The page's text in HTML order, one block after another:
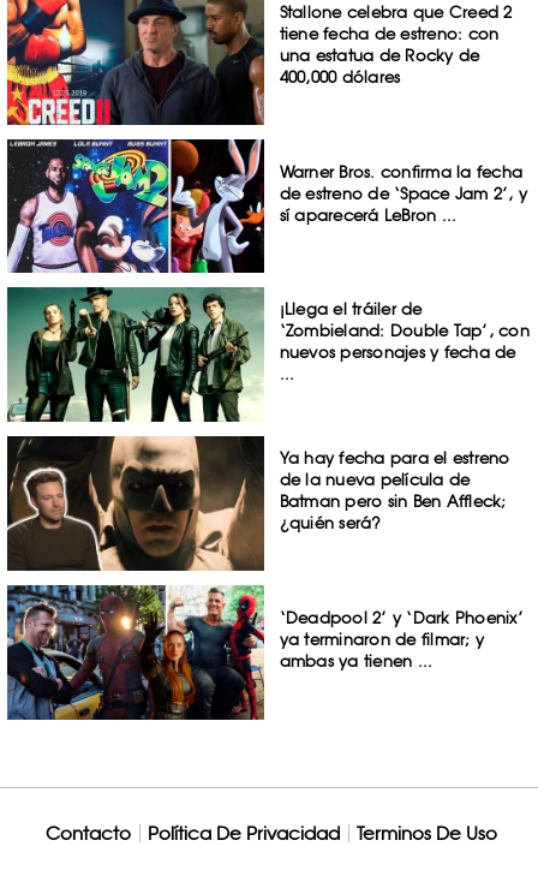
Stallone celebra que Creed 2
tiene fecha de estreno: con
una estatua de Rocky de
400,000 dólares
Warner Bros. confirma la fecha
de estreno de ‘Space Jam 2’, y
sí aparecerá LeBron ...
¡Llega el tráiler de
‘Zombieland: Double Tap’, con
nuevos personajes y fecha de
...
Ya hay fecha para el estreno
de la nueva película de
Batman pero sin Ben Affleck;
¿quién será?
‘Deadpool 2’ y ‘Dark Phoenix’
ya terminaron de filmar; y
ambas ya tienen ...
Contacto Política De Privacidad Terminos De Uso